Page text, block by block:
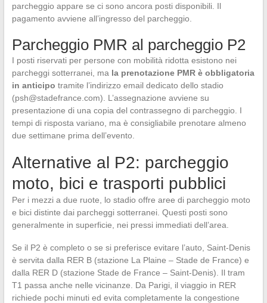
parcheggio appare se ci sono ancora posti disponibili. Il
pagamento avviene all’ingresso del parcheggio.
Parcheggio PMR al parcheggio P2
I posti riservati per persone con mobilità ridotta esistono nei
parcheggi sotterranei, ma la prenotazione PMR è obbligatoria
in anticipo tramite l’indirizzo email dedicato dello stadio
(psh@stadefrance.com). L’assegnazione avviene su
presentazione di una copia del contrassegno di parcheggio. I
tempi di risposta variano, ma è consigliabile prenotare almeno
due settimane prima dell’evento.
Alternative al P2: parcheggio
moto, bici e trasporti pubblici
Per i mezzi a due ruote, lo stadio offre aree di parcheggio moto
e bici distinte dai parcheggi sotterranei. Questi posti sono
generalmente in superficie, nei pressi immediati dell’area.
Se il P2 è completo o se si preferisce evitare l’auto, Saint-Denis
è servita dalla RER B (stazione La Plaine – Stade de France) e
dalla RER D (stazione Stade de France – Saint-Denis). Il tram
T1 passa anche nelle vicinanze. Da Parigi, il viaggio in RER
richiede pochi minuti ed evita completamente la congestione